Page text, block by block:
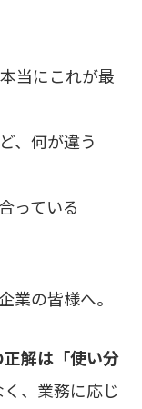
当にこれが最
、何が違う
っている
業の皆様へ。
解は「使い分
、業務に応じ